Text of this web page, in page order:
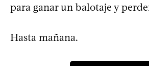
para ganar un balotaje y
Hasta mañana.